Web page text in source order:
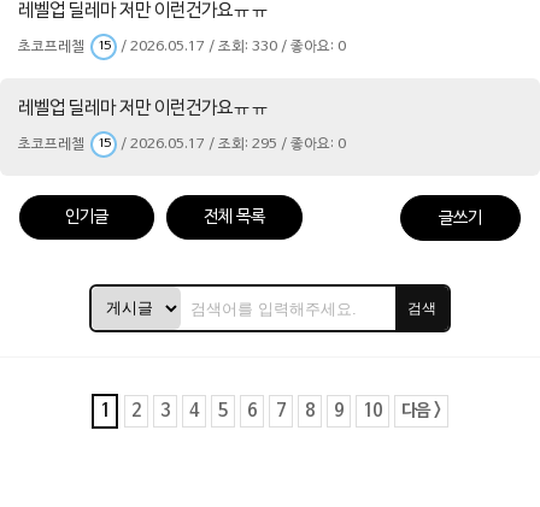
레벨업 딜레마 저만 이런건가요ㅠㅠ
초코프레첼 15 / 2026.05.17 / 조회: 330 / 좋아요: 0
레벨업 딜레마 저만 이런건가요ㅠㅠ
초코프레첼 15 / 2026.05.17 / 조회: 295 / 좋아요: 0
인기글 전체 목록 글쓰기
검색
1 2 3 4 5 6 7 8 9 10 다음 >